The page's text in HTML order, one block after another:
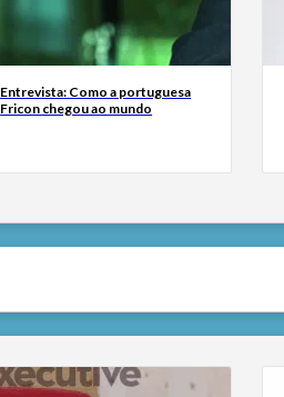
Entrevista: Como a portuguesa
Fricon chegou ao mundo